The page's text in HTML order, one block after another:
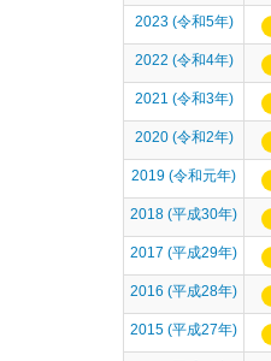
2023 (令和5年)
2022 (令和4年)
2021 (令和3年)
2020 (令和2年)
2019 (令和元年)
2018 (平成30年)
2017 (平成29年)
2016 (平成28年)
2015 (平成27年)